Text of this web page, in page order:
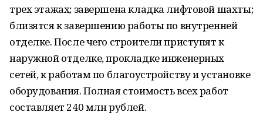
трех этажах; завершена кладка лифтовой шахты;
близятся к завершению работы по внутренней
отделке. После чего строители приступят к
наружной отделке, прокладке инженерных
сетей, к работам по благоустройству и установке
оборудования. Полная стоимость всех работ
составляет 240 млн рублей.